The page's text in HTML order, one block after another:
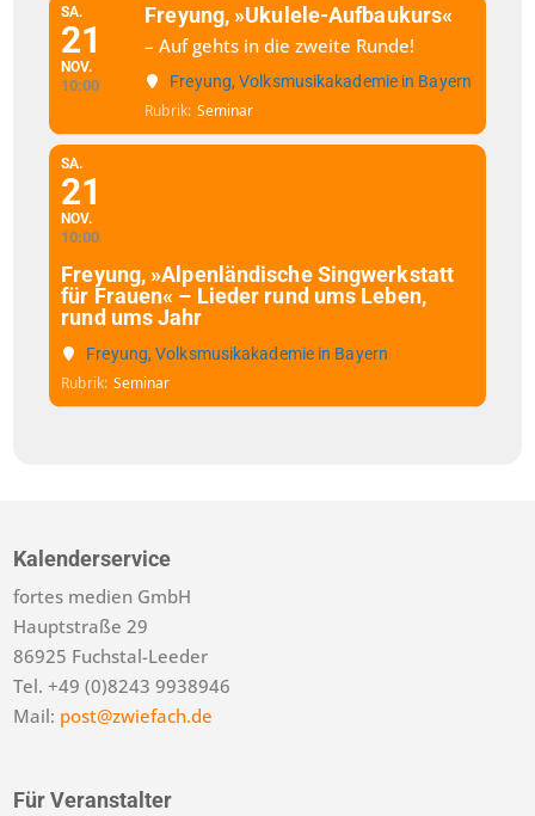
SA.
21
NOV.
10:00
Freyung, »Ukulele-Aufbaukurs«
– Auf gehts in die zweite Runde!
Freyung, Volksmusikakademie in Bayern
Rubrik Seminar
SA.
21
NOV.
10:00
Freyung, »Alpenländische Singwerkstatt
für Frauen« – Lieder rund ums Leben,
rund ums Jahr
Freyung, Volksmusikakademie in Bayern
Rubrik Seminar
Kalenderservice
fortes medien GmbH
Hauptstraße 29
86925 Fuchstal-Leeder
Tel. +49 (0)8243 9938946
Mail: post@zwiefach.de
Für Veranstalter